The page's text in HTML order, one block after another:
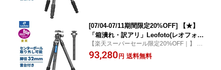
[07/04-07/11期間限定20%OFF] 【★】
「箱潰れ・訳アリ」Leofoto(レオフォ
ト) LQ-324C+LH-40 ハイエンドカーボ
ン三脚＋自由雲台セット
【楽天スーパーセール限定20%OFF｜】 Le
ofoto LQ-324C+LH-40 ハイエンドカーボン
三脚＋自由雲台セット
93,280 円 送料無料